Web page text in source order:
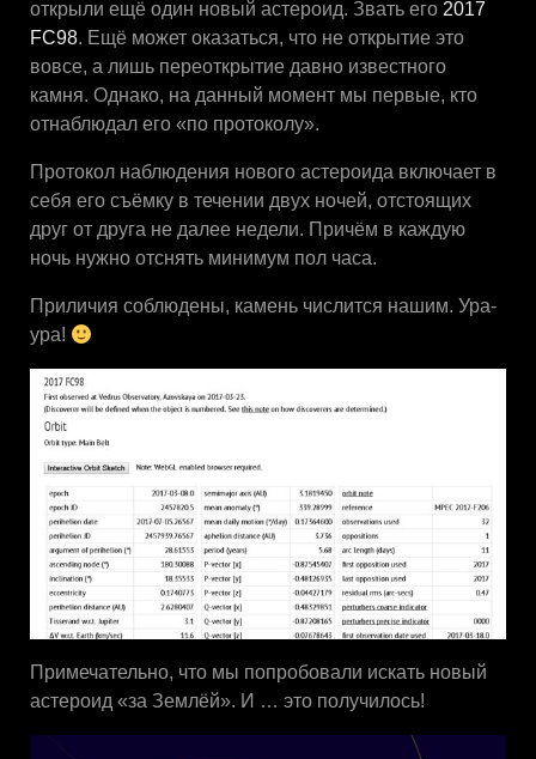
открыли ещё один новый астероид. Звать его 2017
FC98. Ещё может оказаться, что не открытие это
вовсе, а лишь переоткрытие давно известного
камня. Однако, на данный момент мы первые, кто
отнаблюдал его «по протоколу».
Протокол наблюдения нового астероида включает в
себя его съёмку в течении двух ночей, отстоящих
друг от друга не далее недели. Причём в каждую
ночь нужно отснять минимум пол часа.
Приличия соблюдены, камень числится нашим. Ура-
ура!
Примечательно, что мы попробовали искать новый
астероид «за Землёй». И … это получилось!